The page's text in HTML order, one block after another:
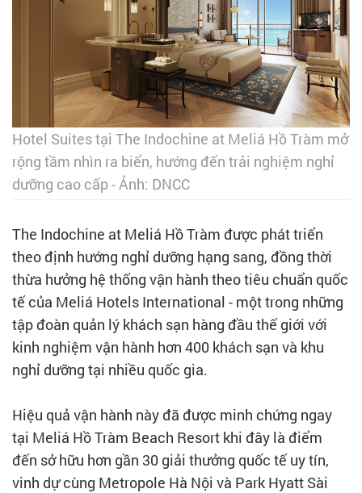
Hotel Suites tại The Indochine at Meliá Hồ Tràm mở
rộng tầm nhìn ra biển, hướng đến trải nghiệm nghỉ
dưỡng cao cấp - Ảnh: DNCC
The Indochine at Meliá Hồ Tràm được phát triển
theo định hướng nghỉ dưỡng hạng sang, đồng thời
thừa hưởng hệ thống vận hành theo tiêu chuẩn quốc
tế của Meliá Hotels International - một trong những
tập đoàn quản lý khách sạn hàng đầu thế giới với
kinh nghiệm vận hành hơn 400 khách sạn và khu
nghỉ dưỡng tại nhiều quốc gia.
Hiệu quả vận hành này đã được minh chứng ngay
tại Meliá Hồ Tràm Beach Resort khi đây là điểm
đến sở hữu hơn gần 30 giải thưởng quốc tế uy tín,
vinh dự cùng Metropole Hà Nội và Park Hyatt Sài